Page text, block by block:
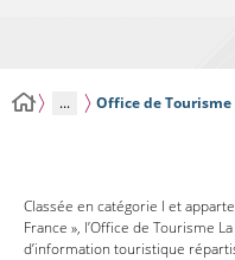
... Office de
Classée en catégorie I et
France », l’Office de Tourisme
d’information touristique